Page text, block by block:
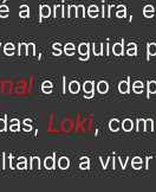
a primeira,
seguida
e logo
Loki, com
a